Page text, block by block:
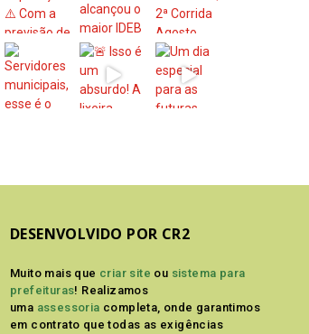
DESENVOLVIDO POR CR2
Muito mais que criar site ou sistema para
prefeituras! Realizamos
uma assessoria completa, onde garantimos
em contrato que todas as exigências